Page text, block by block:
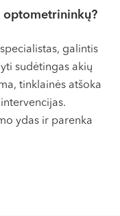
optometrininkų?
galintis
sudėtingas akių
tinklainės atšoka
ydas ir parenka